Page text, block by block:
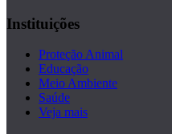
Instituições
Proteção Animal
Educação
Meio Ambiente
Saúde
Veja mais